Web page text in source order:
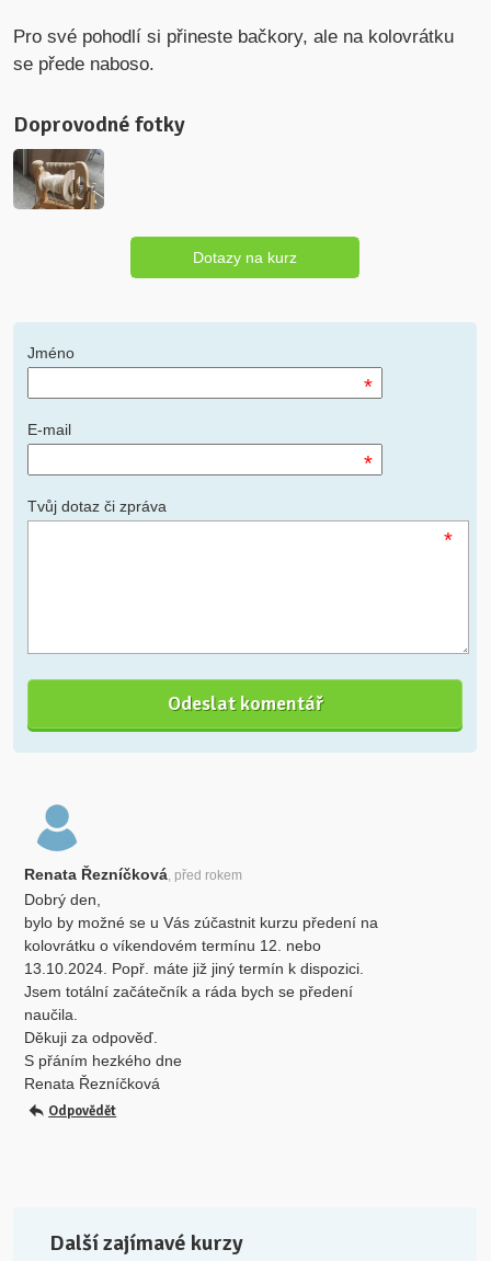
Pro své pohodlí si přineste bačkory, ale na kolovrátku
se přede naboso.
Doprovodné fotky
Dotazy na kurz
Jméno
*
E-mail
*
Tvůj dotaz či zpráva
*
Renata Řezníčková, před rokem
Dobrý den,
bylo by možné se u Vás zúčastnit kurzu předení na
kolovrátku o víkendovém termínu 12. nebo
13.10.2024. Popř. máte již jiný termín k dispozici.
Jsem totální začátečník a ráda bych se předení
naučila.
Děkuji za odpověď.
S přáním hezkého dne
Renata Řezníčková
Odpovědět
Další zajímavé kurzy